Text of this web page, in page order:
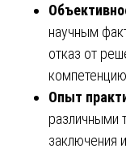
научным
отказ от
Опыт
различными
заключения